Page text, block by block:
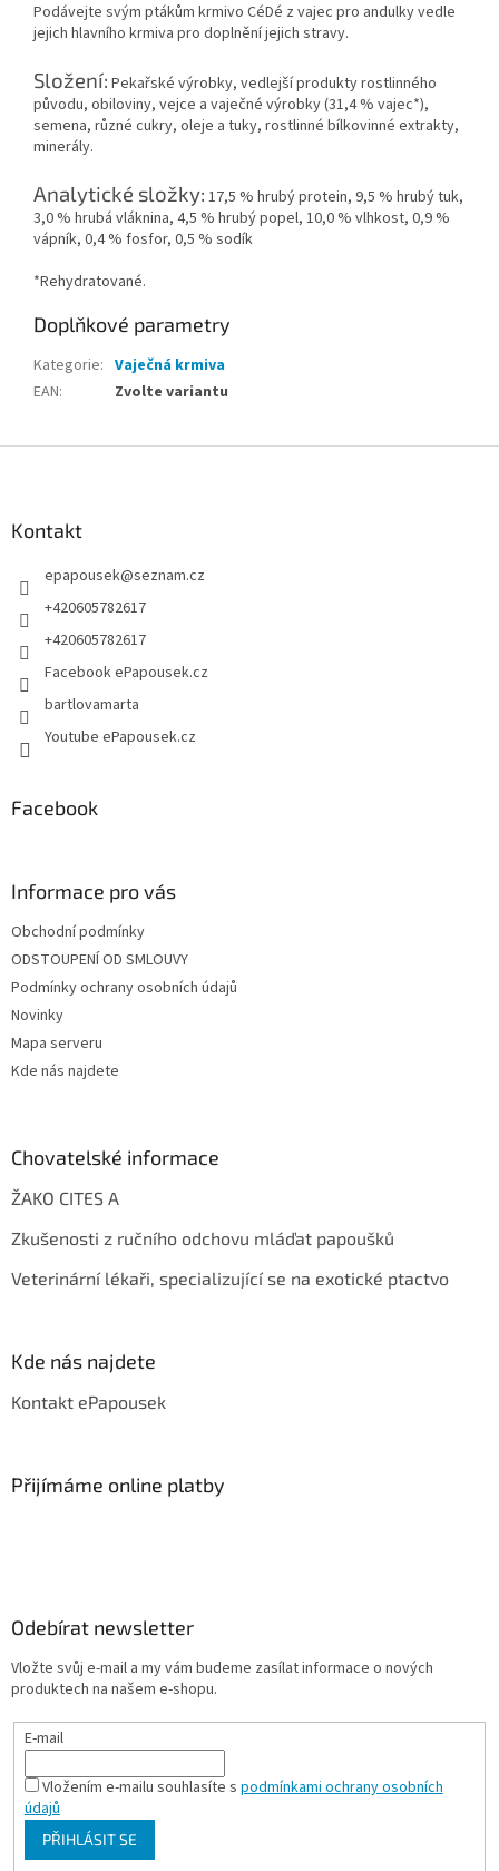
Podávejte svým ptákům krmivo CéDé z vajec pro andulky vedle
jejich hlavního krmiva pro doplnění jejich stravy.
Složení: Pekařské výrobky, vedlejší produkty rostlinného
původu, obiloviny, vejce a vaječné výrobky (31,4 % vajec*),
semena, různé cukry, oleje a tuky, rostlinné bílkovinné extrakty,
minerály.
Analytické složky: 17,5 % hrubý protein, 9,5 % hrubý tuk,
3,0 % hrubá vláknina, 4,5 % hrubý popel, 10,0 % vlhkost, 0,9 %
vápník, 0,4 % fosfor, 0,5 % sodík
*Rehydratované.
Doplňkové parametry
Kategorie: Vaječná krmiva
EAN: Zvolte variantu
Kontakt
epapousek@seznam.cz
+420605782617
+420605782617
Facebook ePapousek.cz
bartlovamarta
Youtube ePapousek.cz
Facebook
Informace pro vás
Obchodní podmínky
ODSTOUPENÍ OD SMLOUVY
Podmínky ochrany osobních údajů
Novinky
Mapa serveru
Kde nás najdete
Chovatelské informace
ŽAKO CITES A
Zkušenosti z ručního odchovu mláďat papoušků
Veterinární lékaři, specializující se na exotické ptactvo
Kde nás najdete
Kontakt ePapousek
Přijímáme online platby
Odebírat newsletter
Vložte svůj e-mail a my vám budeme zasílat informace o nových
produktech na našem e-shopu.
E-mail
Vložením e-mailu souhlasíte s podmínkami ochrany osobních
údajů
PŘIHLÁSIT SE